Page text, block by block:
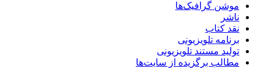
موشن گرافیک‌ها
ناشر
نقد کتاب
برنامه‌ تلویزیونی
تولید مستند تلویزیونی
مطالب برگزیده از سایت‌ها